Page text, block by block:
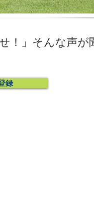
！」そんな声
録